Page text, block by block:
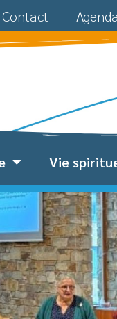
Contact Agenda
Vie